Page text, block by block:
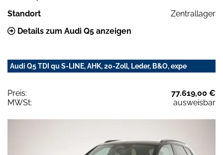
Standort
Zentrallager
Details zum Audi Q5 anzeigen
Audi Q5 TDI qu S-LINE, AHK, 20-Zoll, Leder, B&O, expe
Preis:
77.619,00 €
MWSt:
ausweisbar